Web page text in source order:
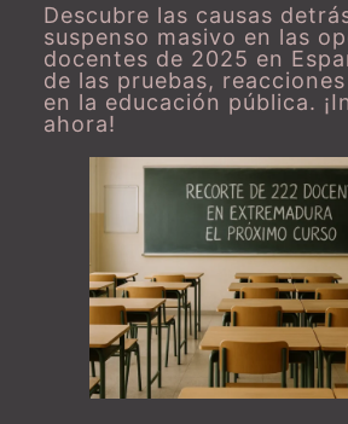
Descubre las causas
suspenso masivo en las
docentes de 2025 en
de las pruebas,
en la educación pública.
ahora!